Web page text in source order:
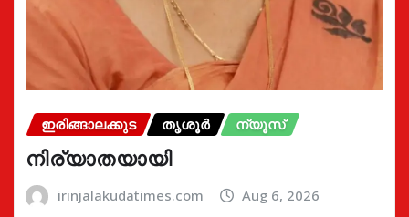
ഇരിങ്ങാലക്കുട തൃശൂർ ന്യൂസ്
നിര്യാതയായി
irinjalakudatimes.com Aug 6, 2026